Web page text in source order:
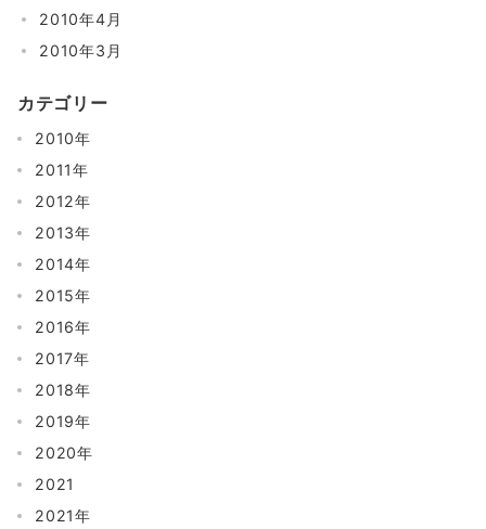
2010年4月
2010年3月
カテゴリー
2010年
2011年
2012年
2013年
2014年
2015年
2016年
2017年
2018年
2019年
2020年
2021
2021年